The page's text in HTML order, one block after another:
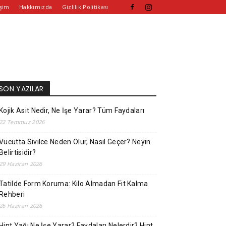
Hakkımızda Gizlilik Politikası
YAZILAR
Kojik Asit Nedir, Ne İşe Yarar? Tüm Faydaları
22 Temmuz 2026
Sivilce Neden Olur, Nasıl Geçer? Neyin
Belirtisidir?
29 Haziran 2026
Form Koruma: Kilo Almadan Fit Kalma
Rehberi
26 Haziran 2026